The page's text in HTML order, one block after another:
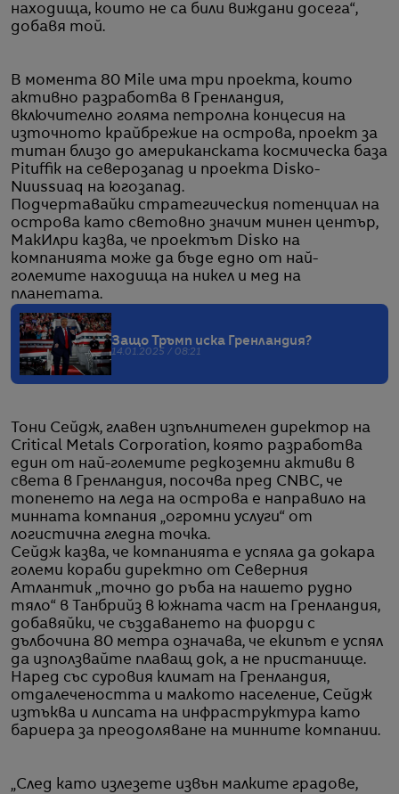
находища, които не са били виждани досега“,
добавя той.
В момента 80 Mile има три проекта, които
активно разработва в Гренландия,
включително голяма петролна концесия на
източното крайбрежие на острова, проект за
титан близо до американската космическа база
Pituffik на северозапад и проекта Disko-
Nuussuaq на югозапад.
Подчертавайки стратегическия потенциал на
острова като световно значим минен център,
МакИлри казва, че проектът Disko на
компанията може да бъде едно от най-
големите находища на никел и мед на
планетата.
Защо Тръмп иска Гренландия?
14.01.2025 / 08:21
Тони Сейдж, главен изпълнителен директор на
Critical Metals Corporation, която разработва
един от най-големите редкоземни активи в
света в Гренландия, посочва пред CNBC, че
топенето на леда на острова е направило на
минната компания „огромни услуги“ от
логистична гледна точка.
Сейдж казва, че компанията е успяла да докара
големи кораби директно от Северния
Атлантик „точно до ръба на нашето рудно
тяло“ в Танбрийз в южната част на Гренландия,
добавяйки, че създаването на фиорди с
дълбочина 80 метра означава, че екипът е успял
да използвайте плаващ док, а не пристанище.
Наред със суровия климат на Гренландия,
отдалечеността и малкото население, Сейдж
изтъква и липсата на инфраструктура като
бариера за преодоляване на минните компании.
„След като излезете извън малките градове,